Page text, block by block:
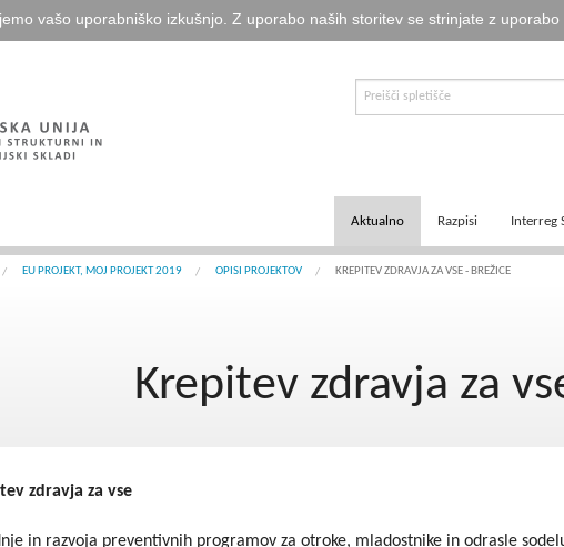
vašo uporabniško izkušnjo. Z uporabo naših storitev se strinjate z uporabo
Aktualno
E-informator Vizija kohezija
Razpisi
Aktualni razpisi
Interreg
EU PROJEKT, MOJ PROJEKT 2019 OPISI PROJEKTOV KREPITEV ZDRAVJA ZA VSE - BREŽICE
Krepitev zdravja za
zdravja za vse
in razvoja preventivnih programov za otroke, mladostnike in odrasle